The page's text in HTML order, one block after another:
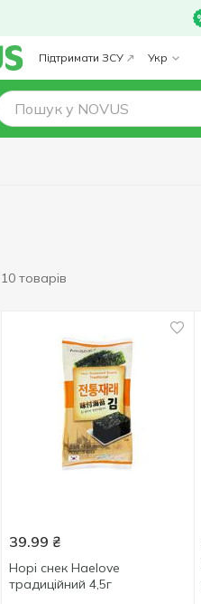
Підтримати ЗСУ Укр
10 товарів
39.99 ₴
Норі снек Haelove
традиційний 4,5г